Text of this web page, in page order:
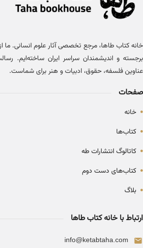
برجسته و اندیشمندان سراسر ایران ساخته‌ایم.
عناوین فلسفه، حقوق، ادبیات و هنر برای شماست.
صفحات
• خانه
• کتاب‌ها
• کاتالوگ انتشارات طه
• کتاب‌های دست دوم
• بلاگ
ارتباط با خانه کتاب طاها
info@ketabtaha.com